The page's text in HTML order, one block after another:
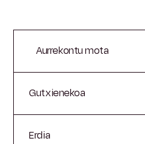
Aurrekontu mota
Gutxienekoa
Erdia